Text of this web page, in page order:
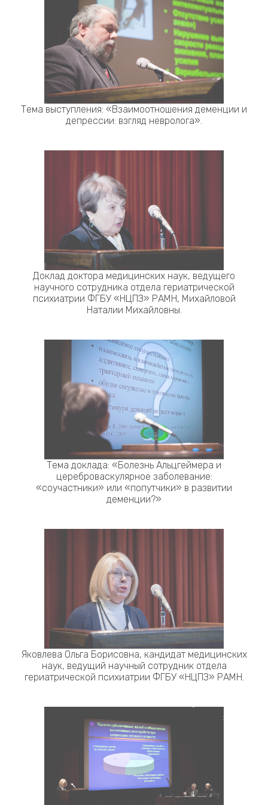
Тема выступления: «Взаимоотношения деменции и
депрессии: взгляд невролога».
Доклад доктора медицинских наук, ведущего
научного сотрудника отдела гериатрической
психиатрии ФГБУ «НЦПЗ» РАМН, Михайловой
Наталии Михайловны.
Тема доклада: «Болезнь Альцгеймера и
цереброваскулярное заболевание:
«соучастники» или «попутчики» в развитии
деменции?»
Яковлева Ольга Борисовна, кандидат медицинских
наук, ведущий научный сотрудник отдела
гериатрической психиатрии ФГБУ «НЦПЗ» РАМН.